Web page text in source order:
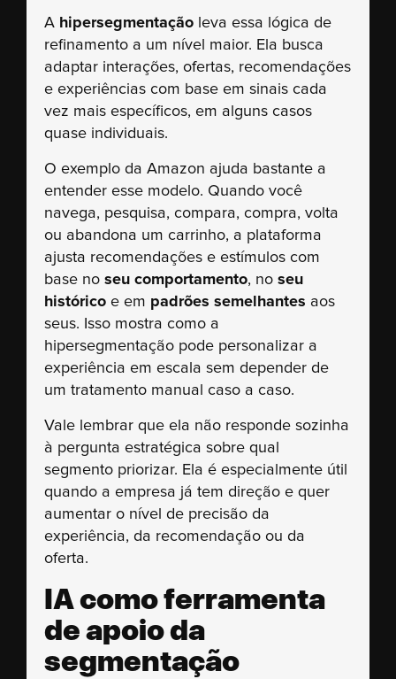
A hipersegmentação leva essa lógica de
refinamento a um nível maior. Ela busca
adaptar interações, ofertas, recomendações
e experiências com base em sinais cada
vez mais específicos, em alguns casos
quase individuais.
O exemplo da Amazon ajuda bastante a
entender esse modelo. Quando você
navega, pesquisa, compara, compra, volta
ou abandona um carrinho, a plataforma
ajusta recomendações e estímulos com
base no seu comportamento, no seu
histórico e em padrões semelhantes aos
seus. Isso mostra como a
hipersegmentação pode personalizar a
experiência em escala sem depender de
um tratamento manual caso a caso.
Vale lembrar que ela não responde sozinha
à pergunta estratégica sobre qual
segmento priorizar. Ela é especialmente útil
quando a empresa já tem direção e quer
aumentar o nível de precisão da
experiência, da recomendação ou da
oferta.
IA como ferramenta
de apoio da
segmentação